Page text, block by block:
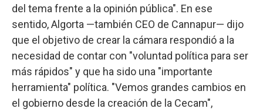
del tema frente a la opinión pública". En ese
sentido, Algorta —también CEO de Cannapur— dijo
que el objetivo de crear la cámara respondió a la
necesidad de contar con "voluntad política para ser
más rápidos" y que ha sido una "importante
herramienta" política. "Vemos grandes cambios en
el gobierno desde la creación de la Cecam",